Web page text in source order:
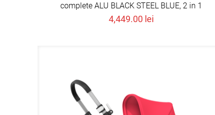
complete ALU BLACK STEEL BLUE, 2 in 1
4,449.00 lei